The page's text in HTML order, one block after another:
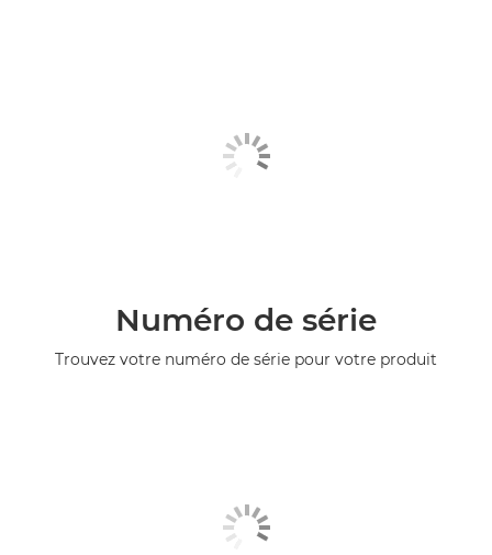
Numéro de série
Trouvez votre numéro de série pour votre produit